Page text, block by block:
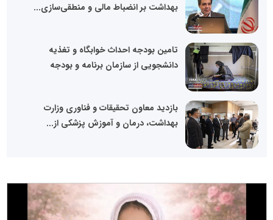
بهداشت بر انضباط مالی و منطقی‌سازی...
تامین بودجه احداث خوابگاه‌ و تغذیه
دانشجویی از سازمان برنامه و بودجه
بازدید معاون تحقیقات و فناوری وزارت
بهداشت، درمان و آموزش پزشکی از...